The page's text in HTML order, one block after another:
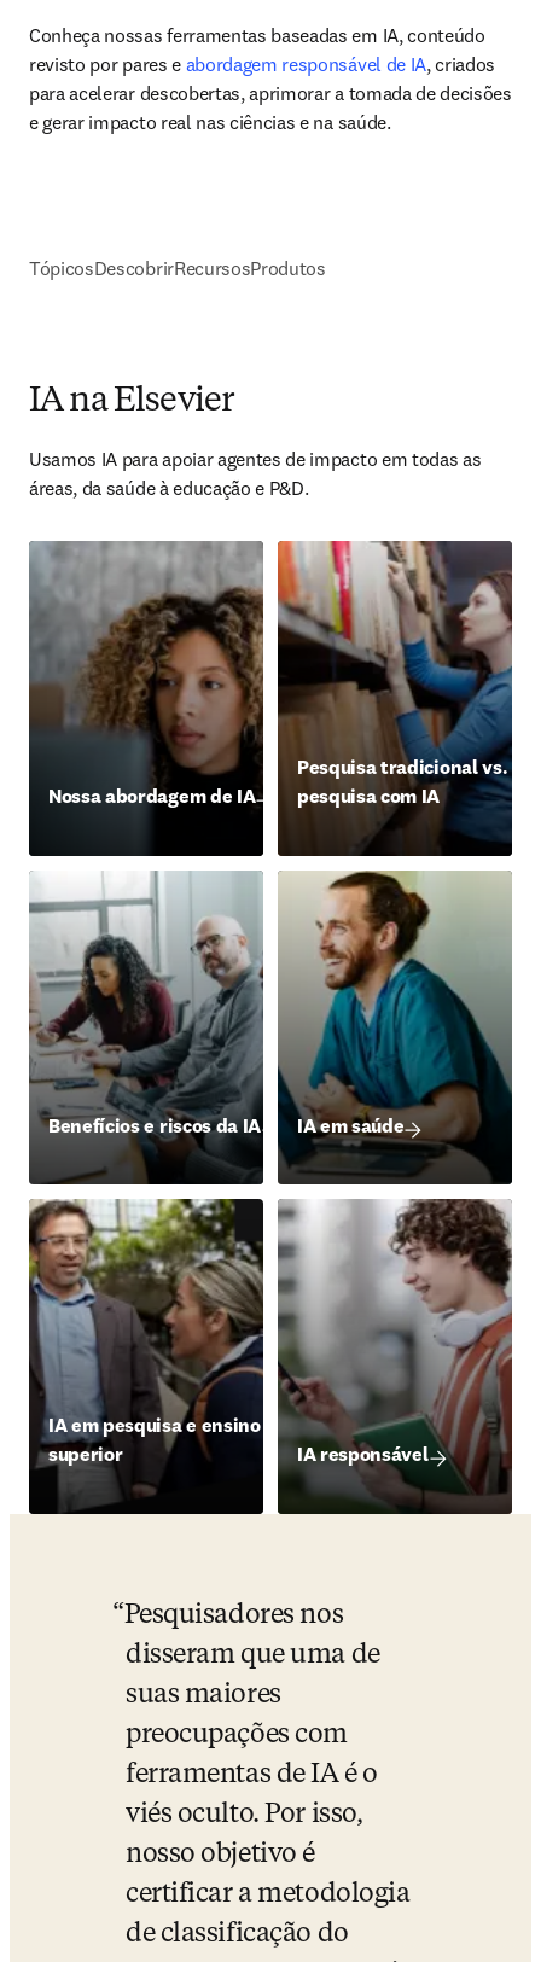
Conheça nossas ferramentas baseadas em IA, conteúdo
revisto por pares e abordagem responsável de IA, criados
para acelerar descobertas, aprimorar a tomada de decisões
e gerar impacto real nas ciências e na saúde.
TópicosDescobrirRecursosProdutos
IA na Elsevier
Usamos IA para apoiar agentes de impacto em todas as
áreas, da saúde à educação e P&D.
Nossa abordagem de IA
Pesquisa tradicional vs.
pesquisa com IA
Benefícios e riscos da IA IA em saúde
IA em pesquisa e ensino
superior
IA responsável
Pesquisadores nos
disseram que uma de
suas maiores
preocupações com
ferramentas de IA é o
viés oculto. Por isso,
nosso objetivo é
certificar a metodologia
de classificação do